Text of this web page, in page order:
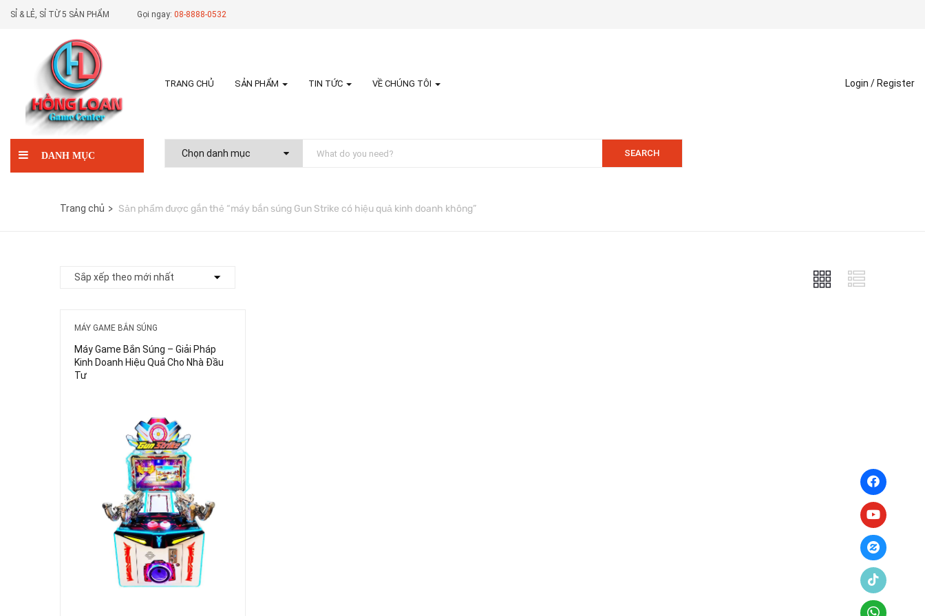
SỈ & LẺ, SỈ TỪ 5 SẢN PHẨM Gọi ngay: 08-8888-0532
TRANG CHỦ SẢN PHẨM TIN TỨC VỀ CHÚNG TÔI Login / Register
DANH MỤC SEARCH
Trang chủ Sản phẩm được gắn thẻ “máy bắn súng Gun Strike có hiệu quả kinh doanh không”
MÁY GAME BẮN SÚNG
Máy Game Bắn Súng – Giải Pháp
Kinh Doanh Hiệu Quả Cho Nhà Đầu
Tư